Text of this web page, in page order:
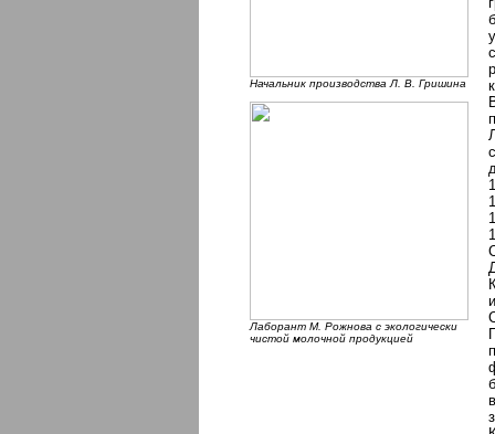
Начальник производства Л. В. Гришина
Лаборант М. Рожнова с экологически
чистой молочной продукцией